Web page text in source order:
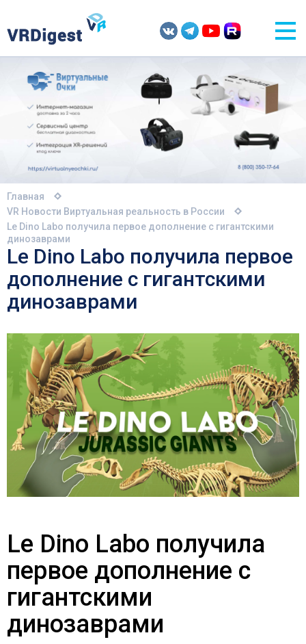
Главная
VR Новости Виртуальная реальность в России
Le Dino Labo получила первое дополнение с гигантскими
динозаврами
Le Dino Labo получила первое
дополнение с гигантскими
динозаврами
Le Dino Labo получила
первое дополнение с
гигантскими
динозаврами